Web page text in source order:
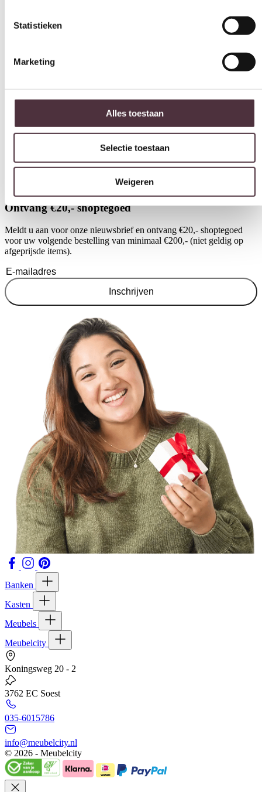
Weigeren
Light & Living Vaas deco 41x37x23,5 cm LOMI
Ontvang €20,- shoptegoed
Meldt u aan voor onze nieuwsbrief en ontvang €20,- shoptegoed
voor uw volgende bestelling van minimaal €200,- (niet geldig op
afgeprijsde items).
Inschrijven
Banken
Kasten
Meubels
Meubelcity
Koningsweg 20 - 2
3762 EC Soest
035-6015786
info@meubelcity.nl
© 2026 - Meubelcity